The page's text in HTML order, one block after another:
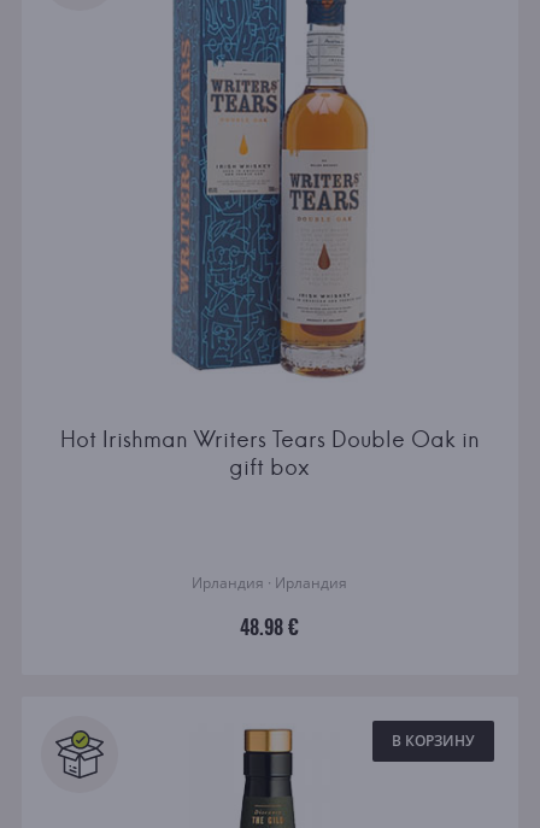
Hot Irishman Writers Tears Double Oak in
gift box
Ирландия · Ирландия
48.98 €
В КОРЗИНУ